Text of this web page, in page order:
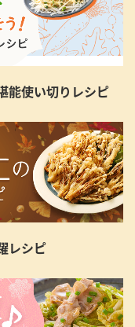
能使い切りレシピ
レシピ